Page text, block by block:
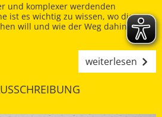
und komplexer werdenden
ist es wichtig zu wissen, wo die
will und wie der Weg dahin
weiterlesen